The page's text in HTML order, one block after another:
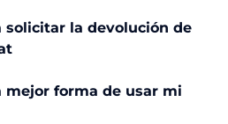
solicitar la devolución de
mejor forma de usar mi